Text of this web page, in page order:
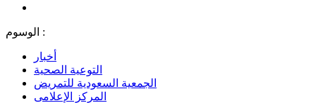
الوسوم :
أخبار
التوعية الصحية
الجمعية السعودية للتمريض
المركز الإعلامى